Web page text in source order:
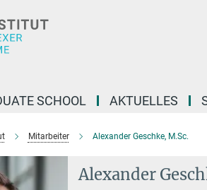
SCHOOL AKTUELLES
Mitarbeiter Alexander Geschke, M.Sc.
Alexander